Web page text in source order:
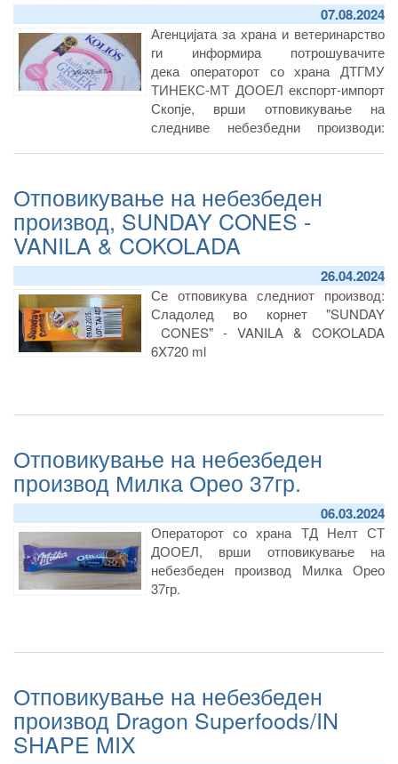
Производител на производите кои се
повлекуваат според известувањето е
Атлантик Штарк доо Белград,
Република Србија.
07.08.2024
Агенцијата за храна и ветеринарство
ги информира потрошувачите
дека операторот со храна ДТГМУ
ТИНЕКС-МТ ДООЕЛ експорт-импорт
Скопје, врши отповикување на
следниве небезбедни производи:
Отповикување на небезбеден
производ, SUNDAY CONES -
VANILA & COKOLADA
26.04.2024
Се отповикува следниот производ:
Сладолед во корнет "SUNDAY
CONES" - VANILA & COKOLADA
6X720 ml
Отповикување на небезбеден
производ Милка Орео 37гр.
06.03.2024
Операторот со храна ТД Нелт СТ
ДООЕЛ, врши отповикување на
небезбеден производ Милка Орео
37гр.
Отповикување на небезбеден
производ Dragon Superfoods/IN
SHAPE MIX